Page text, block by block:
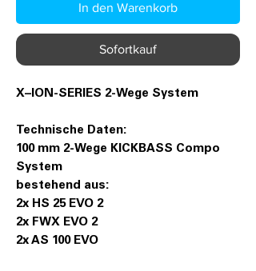
In den Warenkorb
Sofortkauf
X–ION-SERIES 2-Wege System
Technische Daten:
100 mm 2-Wege KICKBASS Compo
System
bestehend aus:
2x HS 25 EVO 2
2x FWX EVO 2
2x AS 100 EVO